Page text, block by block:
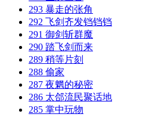
293 暴走的张角
292 飞剑齐发铛铛铛
291 御剑斩群魔
290 踏飞剑而来
289 稍等片刻
288 偷家
287 夜魍的秘密
286 太郃流民聚话地
285 掌中玩物